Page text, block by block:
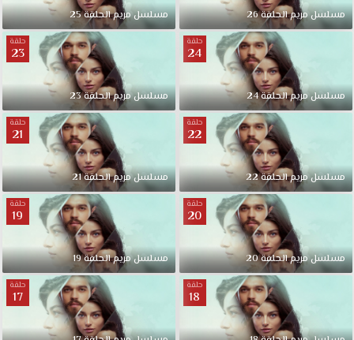
مسلسل مريم الحلقة 26 مسلسل مريم الحلقة 25
حلقة
24
مسلسل مريم الحلقة 24
حلقة
23
مسلسل مريم الحلقة 23
حلقة
22
مسلسل مريم الحلقة 22
حلقة
21
مسلسل مريم الحلقة 21
حلقة
20
مسلسل مريم الحلقة 20
حلقة
19
مسلسل مريم الحلقة 19
حلقة
18
حلقة
17